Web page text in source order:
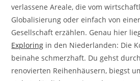
verlassene Areale, die vom
Globalisierung oder einfach von
Gesellschaft erzählen. Genau hier
Exploring in den Niederlanden: Die
beinahe schmerzhaft. Du gehst
renovierten Reihenhäusern, biegst